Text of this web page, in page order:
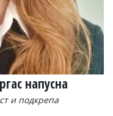
напусна
и подкрепа